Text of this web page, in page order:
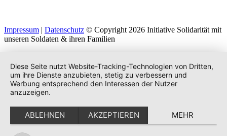
Impressum | Datenschutz © Copyright 2026 Initiative Solidarität mit
unseren Soldaten & ihren Familien
Diese Seite nutzt Website-Tracking-Technologien von Dritten,
um ihre Dienste anzubieten, stetig zu verbessern und
Werbung entsprechend den Interessen der Nutzer
anzuzeigen.
ABLEHNEN AKZEPTIEREN MEHR